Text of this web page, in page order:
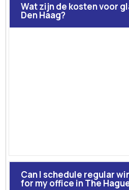
Wat zijn de kosten voor
Den Haag?
Can I schedule regular
for my office in The